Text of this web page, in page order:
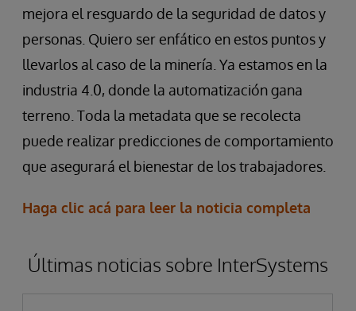
mejora el resguardo de la seguridad de datos y
personas. Quiero ser enfático en estos puntos y
llevarlos al caso de la minería. Ya estamos en la
industria 4.0, donde la automatización gana
terreno. Toda la metadata que se recolecta
puede realizar predicciones de comportamiento
que asegurará el bienestar de los trabajadores.
Haga clic acá para leer la noticia completa
Últimas noticias sobre InterSystems